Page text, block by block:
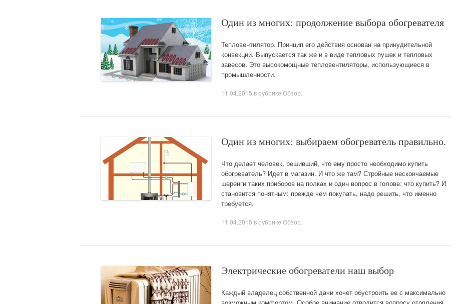
Один из многих: продолжение выбора обогревателя
Тепловентилятор. Принцип его действия основан на принудительной
конвекции. Выпускается так же и в виде тепловых пушек и тепловых
завесов. Это высокомощные тепловентиляторы, использующиеся в
промышленности.
11.04.2015 в рубрике Обзор
Один из многих: выбираем обогреватель правильно.
Что делает человек, решивший, что ему просто необходимо купить
обогреватель? Идет в магазин. И что же там? Стройные нескончаемые
шеренги таких приборов на полках и один вопрос в голове: что купить? И
становится понятным: прежде чем покупать, надо решить, что именно
требуется.
11.04.2015 в рубрике Обзор
Электрические обогреватели наш выбор
Каждый владелец собственной дачи хочет обустроить ее с максимально
возможным комфортом. Особое внимание отводится вопросу отопления.